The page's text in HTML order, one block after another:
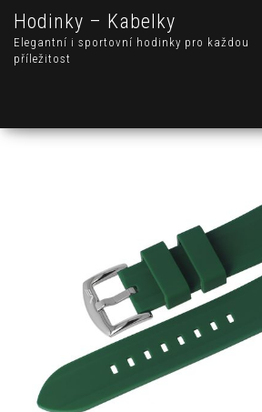
Hodinky – Kabelky
Elegantní i sportovní hodinky pro každou
příležitost